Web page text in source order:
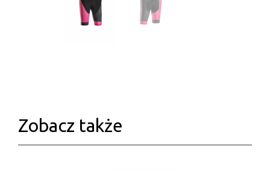
Zobacz także